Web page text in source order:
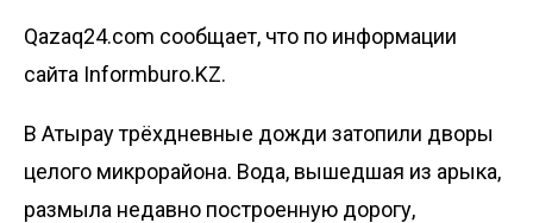
Qazaq24.com сообщает, что по информации
сайта Informburo.KZ.
В Атырау трёхдневные дожди затопили дворы
целого микрорайона. Вода, вышедшая из арыка,
размыла недавно построенную дорогу,